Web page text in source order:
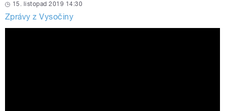
15. listopad 2019 14:30
Zprávy z Vysočiny